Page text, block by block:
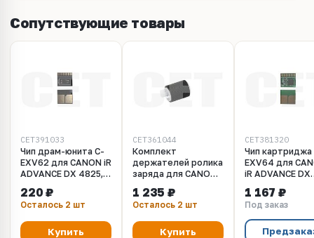
Сопутствующие товары
CET391033
Чип драм-юнита C-
EXV62 для CANON iR
ADVANCE DX 4825,
(CET), (WW), 98900
стр., CET391033
220 ₽
Осталось 2 шт
Купить
CET361044
Комплект
держателей ролика
заряда для CANON
C5535i/C5550i/DX
C5735i (CET),
CET361044
1 235 ₽
Осталось 2 шт
Купить
CET381320
Чип картриджа
EXV64 для
iR ADVANCE DX
(CET) черный,
стр.,
1 167 ₽
Под заказ